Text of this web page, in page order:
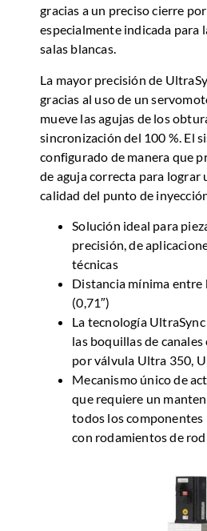
gracias a un preciso cierre
especialmente indicada para
salas blancas.
La mayor precisión de
gracias al uso de un
mueve las agujas de los
sincronización del 100 %. El
configurado de manera que
de aguja correcta para lograr
calidad del punto de
Solución ideal para
precisión, de
técnicas
Distancia mínima entre
(0,71″)
La tecnología
las boquillas de
por válvula Ultra 350,
Mecanismo único de
que requiere un
todos los
con rodamientos de